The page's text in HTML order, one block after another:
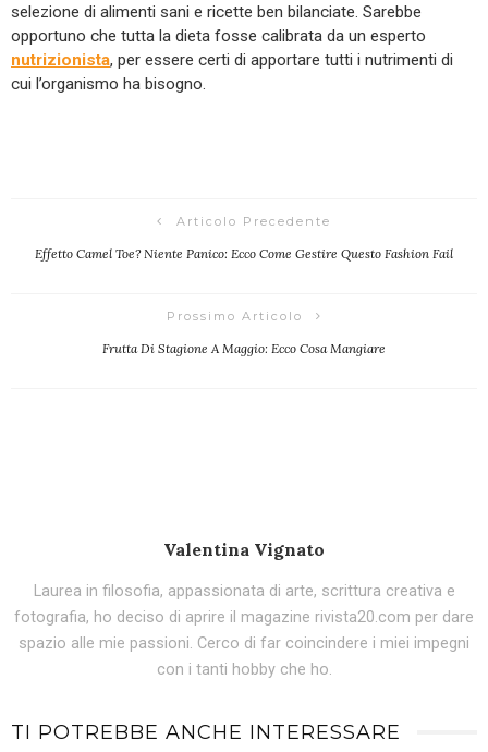
selezione di alimenti sani e ricette ben bilanciate. Sarebbe
opportuno che tutta la dieta fosse calibrata da un esperto
nutrizionista, per essere certi di apportare tutti i nutrimenti di
cui l’organismo ha bisogno.
Articolo Precedente
Effetto Camel Toe? Niente Panico: Ecco Come Gestire Questo Fashion Fail
Prossimo Articolo
Frutta Di Stagione A Maggio: Ecco Cosa Mangiare
Valentina Vignato
Laurea in filosofia, appassionata di arte, scrittura creativa e
fotografia, ho deciso di aprire il magazine rivista20.com per dare
spazio alle mie passioni. Cerco di far coincindere i miei impegni
con i tanti hobby che ho.
TI POTREBBE ANCHE INTERESSARE